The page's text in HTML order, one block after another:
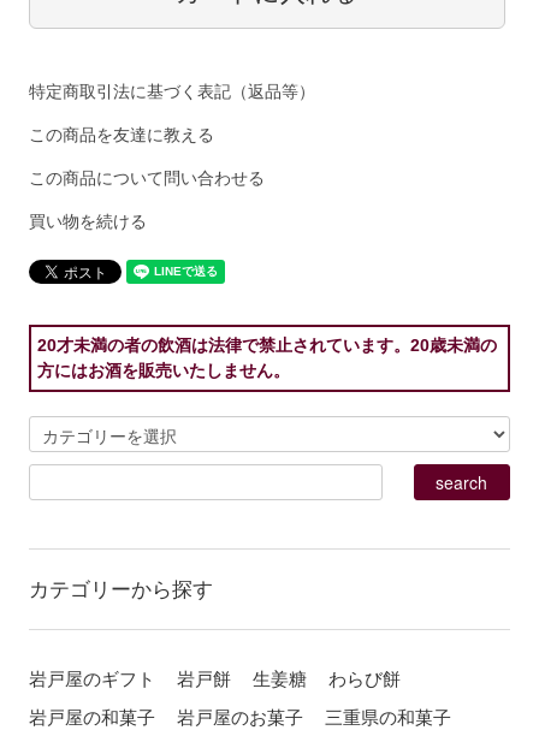
特定商取引法に基づく表記（返品等）
この商品を友達に教える
この商品について問い合わせる
買い物を続ける
20才未満の者の飲酒は法律で禁止されています。20歳未満の
方にはお酒を販売いたしません。
カテゴリーから探す
岩戸屋のギフト 岩戸餅 生姜糖
わらび餅
岩戸屋の和菓子
岩戸屋のお菓子
三重県の和菓子